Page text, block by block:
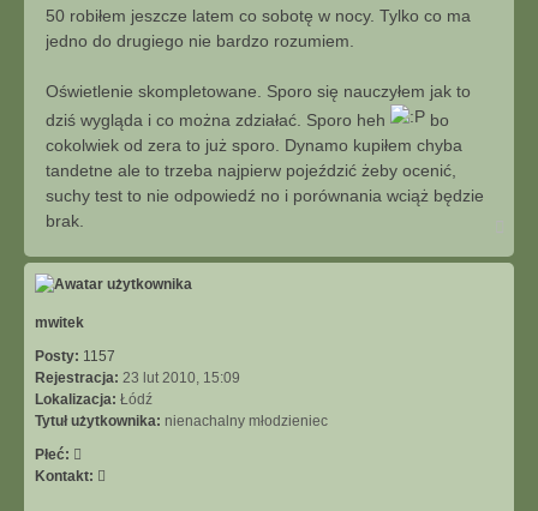
s
50 robiłem jeszcze latem co sobotę w nocy. Tylko co ma
jedno do drugiego nie bardzo rozumiem.
Oświetlenie skompletowane. Sporo się nauczyłem jak to
dziś wygląda i co można zdziałać. Sporo heh
bo
cokolwiek od zera to już sporo. Dynamo kupiłem chyba
tandetne ale to trzeba najpierw pojeździć żeby ocenić,
suchy test to nie odpowiedź no i porównania wciąż będzie
brak.
g
mwitek
Posty: 1157
Rejestracja: 23 lut 2010, 15:09
Lokalizacja: Łódź
Tytuł użytkownika: nienachalny młodzieniec
Płeć:
Kontakt: